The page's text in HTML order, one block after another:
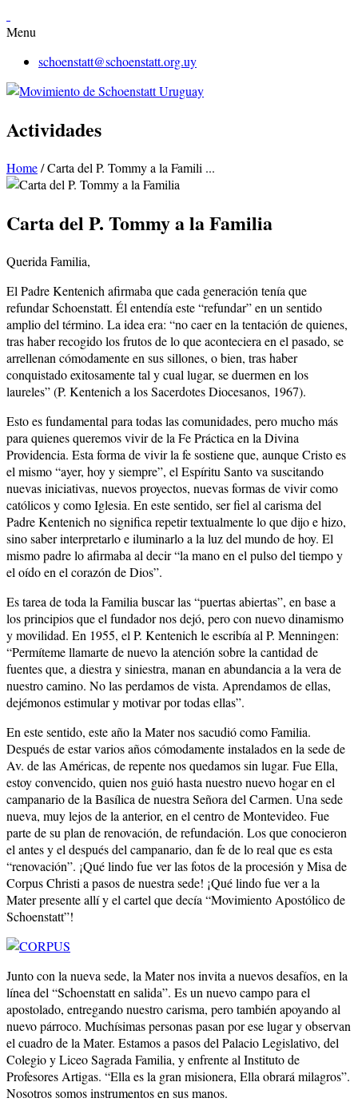
Menu
schoenstatt@schoenstatt.org.uy
Actividades
Home/Carta del P. Tommy a la Famili ...
Carta del P. Tommy a la Familia
Querida Familia,
El Padre Kentenich afirmaba que cada generación tenía que
refundar Schoenstatt. Él entendía este “refundar” en un sentido
amplio del término. La idea era: “no caer en la tentación de quienes,
tras haber recogido los frutos de lo que aconteciera en el pasado, se
arrellenan cómodamente en sus sillones, o bien, tras haber
conquistado exitosamente tal y cual lugar, se duermen en los
laureles” (P. Kentenich a los Sacerdotes Diocesanos, 1967).
Esto es fundamental para todas las comunidades, pero mucho más
para quienes queremos vivir de la Fe Práctica en la Divina
Providencia. Esta forma de vivir la fe sostiene que, aunque Cristo es
el mismo “ayer, hoy y siempre”, el Espíritu Santo va suscitando
nuevas iniciativas, nuevos proyectos, nuevas formas de vivir como
católicos y como Iglesia. En este sentido, ser fiel al carisma del
Padre Kentenich no significa repetir textualmente lo que dijo e hizo,
sino saber interpretarlo e iluminarlo a la luz del mundo de hoy. El
mismo padre lo afirmaba al decir “la mano en el pulso del tiempo y
el oído en el corazón de Dios”.
Es tarea de toda la Familia buscar las “puertas abiertas”, en base a
los principios que el fundador nos dejó, pero con nuevo dinamismo
y movilidad. En 1955, el P. Kentenich le escribía al P. Menningen:
“Permíteme llamarte de nuevo la atención sobre la cantidad de
fuentes que, a diestra y siniestra, manan en abundancia a la vera de
nuestro camino. No las perdamos de vista. Aprendamos de ellas,
dejémonos estimular y motivar por todas ellas”.
En este sentido, este año la Mater nos sacudió como Familia.
Después de estar varios años cómodamente instalados en la sede de
Av. de las Américas, de repente nos quedamos sin lugar. Fue Ella,
estoy convencido, quien nos guió hasta nuestro nuevo hogar en el
campanario de la Basílica de nuestra Señora del Carmen. Una sede
nueva, muy lejos de la anterior, en el centro de Montevideo. Fue
parte de su plan de renovación, de refundación. Los que conocieron
el antes y el después del campanario, dan fe de lo real que es esta
“renovación”. ¡Qué lindo fue ver las fotos de la procesión y Misa de
Corpus Christi a pasos de nuestra sede! ¡Qué lindo fue ver a la
Mater presente allí y el cartel que decía “Movimiento Apostólico de
Schoenstatt”!
Junto con la nueva sede, la Mater nos invita a nuevos desafíos, en la
línea del “Schoenstatt en salida”. Es un nuevo campo para el
apostolado, entregando nuestro carisma, pero también apoyando al
nuevo párroco. Muchísimas personas pasan por ese lugar y observan
el cuadro de la Mater. Estamos a pasos del Palacio Legislativo, del
Colegio y Liceo Sagrada Familia, y enfrente al Instituto de
Profesores Artigas. “Ella es la gran misionera, Ella obrará milagros”.
Nosotros somos instrumentos en sus manos.